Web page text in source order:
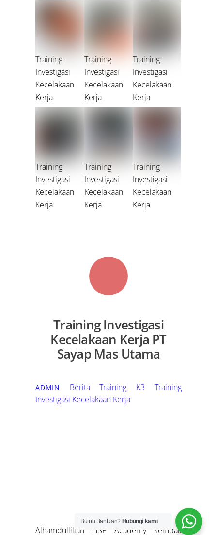
Training
Investigasi
Kecelakaan
Kerja
Training
Investigasi
Kecelakaan
Kerja
Training
Investigasi
Kecelakaan
Kerja
Training
Investigasi
Kecelakaan
Kerja
Training
Investigasi
Kecelakaan
Kerja
Training
Investigasi
Kecelakaan
Kerja
Training Investigasi
Kecelakaan Kerja PT
Sayap Mas Utama
ADMIN Berita Training K3
Training
Investigasi Kecelakaan Kerja
Alhamdullillah HSP Academy kembali
Butuh Bantuan? Hubungi kami